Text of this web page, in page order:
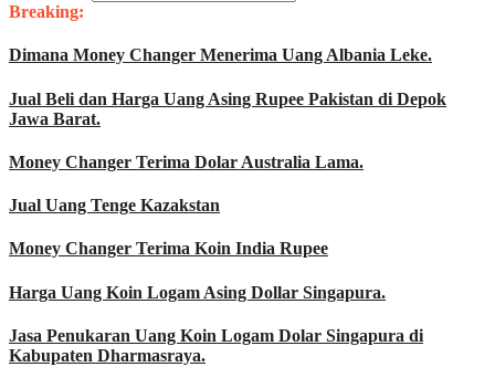
Breaking:
Dimana Money Changer Menerima Uang Albania Leke.
Jual Beli dan Harga Uang Asing Rupee Pakistan di Depok
Jawa Barat.
Money Changer Terima Dolar Australia Lama.
Jual Uang Tenge Kazakstan
Money Changer Terima Koin India Rupee
Harga Uang Koin Logam Asing Dollar Singapura.
Jasa Penukaran Uang Koin Logam Dolar Singapura di
Kabupaten Dharmasraya.